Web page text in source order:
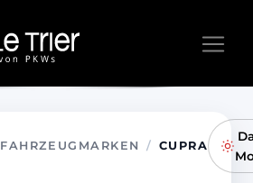
FAHRZEUGMARKEN / CUPRA